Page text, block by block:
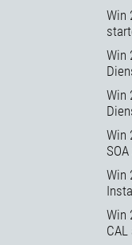
Win
Win
Win
Win
Win
Win